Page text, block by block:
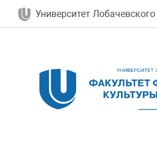
Университет Лобачевского